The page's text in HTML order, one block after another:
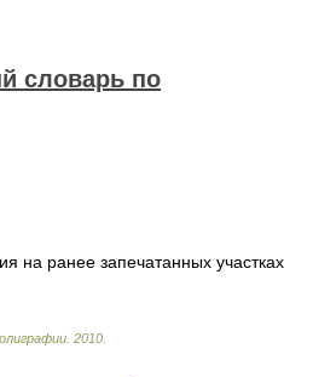
словарь по
на ранее запечатанных участках
2010